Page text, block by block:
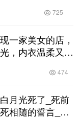
725
一家美女的店，
，内衣温柔又藏
474
月光死了_死前
相随的誓言_也